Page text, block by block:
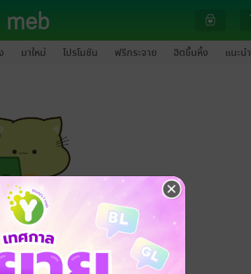
มาใหม่ โปรโมชัน ฟรีกระจาย ฮิตขึ้นหิ้ง แนะนำ
ก่อนดำเนินรายการด้วยค่ะ
กอินเข้าระบบ